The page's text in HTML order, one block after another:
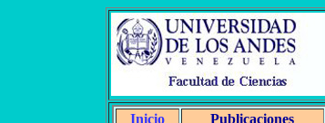
Inicio Publicaciones